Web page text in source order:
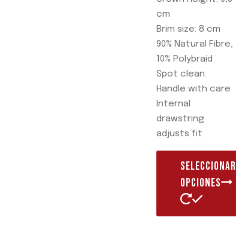
cm
Brim size: 8 cm
90% Natural Fibre,
10% Polybraid
Spot clean.
Handle with care
Internal
drawstring
adjusts fit
SELECCIONAR
OPCIONES